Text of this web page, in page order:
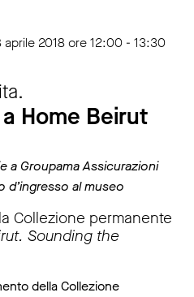
2018 ore 12:00 - 13:30
Home Beirut
a Groupama Assicurazioni
al museo
Collezione permanente
Sounding the
della Collezione